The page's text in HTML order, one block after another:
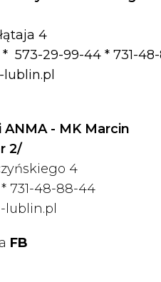
4
573-29-99-44 * 731-
- MK Marcin
2/
4
731-48-88-44
FB